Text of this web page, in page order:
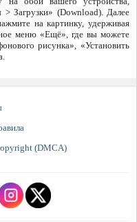
Загрузки» (Download). Далее
на картинку, удерживая
меню «Ещё», где вы можете
рисунка», «Установить
(DMCA)